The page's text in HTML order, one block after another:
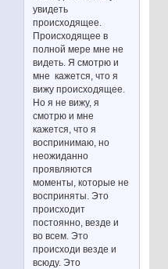
увидеть
происходящее.
Происходящее в
полной мере мне не
видеть. Я смотрю и
мне кажется, что я
вижу происходящее.
Но я не вижу, я
смотрю и мне
кажется, что я
воспринимаю, но
неожиданно
проявляются
моменты, которые не
восприняты. Это
происходит
постоянно, везде и
во всем. Это
происходи везде и
всюду. Это